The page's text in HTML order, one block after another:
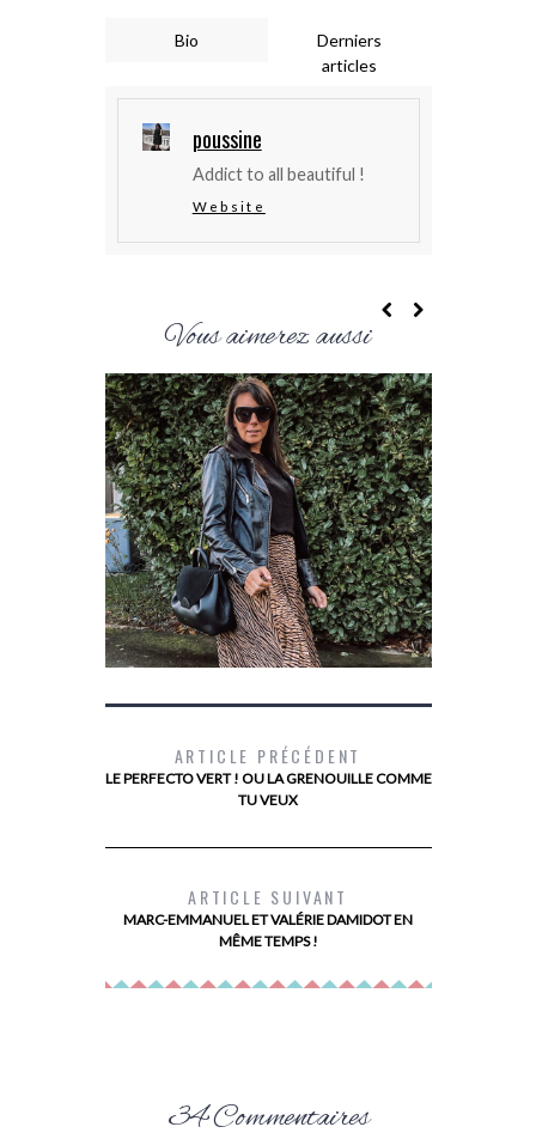
Bio
Derniers
articles
poussine
Addict to all beautiful !
Website
Vous aimerez aussi
ARTICLE PRÉCÉDENT
LE PERFECTO VERT ! OU LA GRENOUILLE COMME
TU VEUX
ARTICLE SUIVANT
MARC-EMMANUEL ET VALÉRIE DAMIDOT EN
MÊME TEMPS !
34 Commentaires